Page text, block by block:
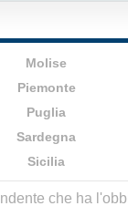
Molise
Piemonte
Puglia
Sardegna
Sicilia
che ha